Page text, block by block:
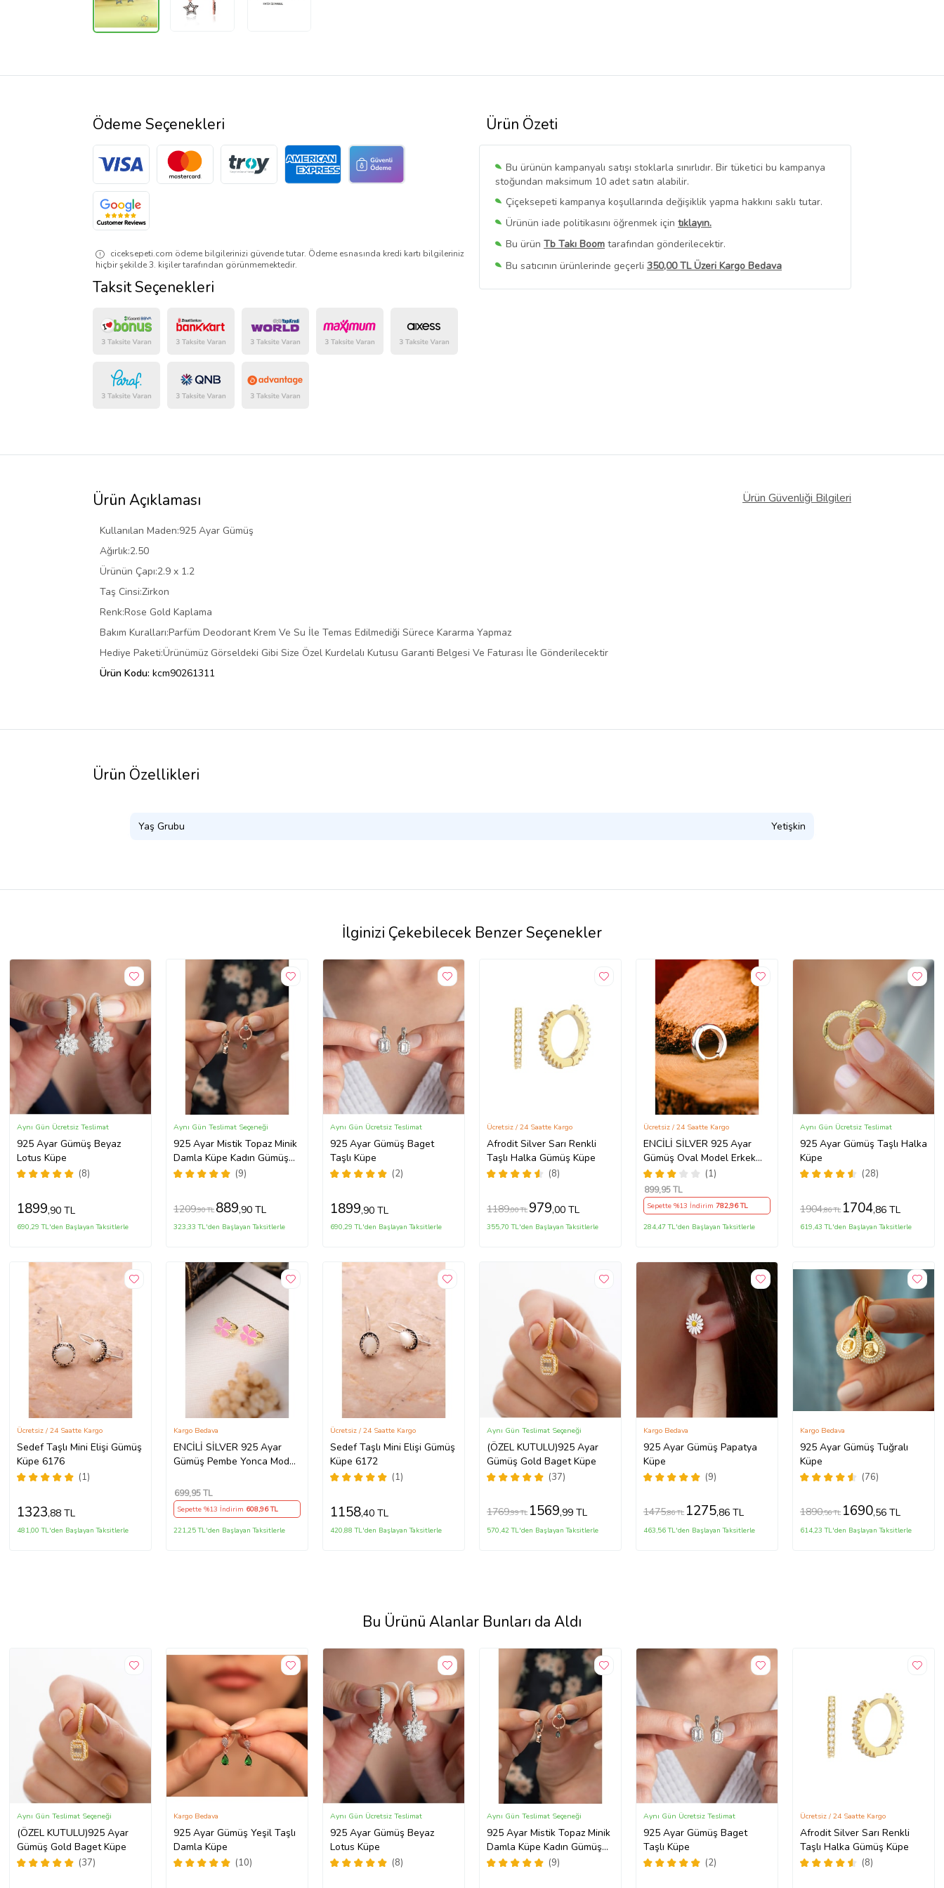
Ürün Özeti
Bu ürünün kampanyalı satışı stoklarla sınırlıdır. Bir tüketici bu kampanya
stoğundan maksimum 10 adet satın alabilir.
Çiçeksepeti kampanya koşullarında değişiklik yapma hakkını saklı tutar.
Ürünün iade politikasını öğrenmek için tıklayın.
Bu ürün Tb Takı Boom tarafından gönderilecektir.
Bu satıcının ürünlerinde geçerli 350,00 TL Üzeri Kargo Bedava
Bu SatıcınınTüm Ürünlerini Görüntüle
Ödeme Seçenekleri
ciceksepeti.com ödeme bilgilerinizi güvende tutar. Ödeme esnasında kredi kartı bilgileriniz
hiçbir şekilde 3. kişiler tarafından görünmemektedir.
Taksit Seçenekleri
Ürün Açıklaması Ürün Güvenliği Bilgileri
Kullanılan Maden:925 Ayar Gümüş
Ağırlık:2.50
Ürünün Çapı:2.9 x 1.2
Taş Cinsi:Zirkon
Renk:Rose Gold Kaplama
Bakım Kuralları:Parfüm Deodorant Krem Ve Su İle Temas Edilmediği Sürece Kararma Yapmaz
Hediye Paketi:Ürünümüz Görseldeki Gibi Size Özel Kurdelalı Kutusu Garanti Belgesi Ve Faturası İle Gönderilecektir
Ürün Kodu: kcm90261311
Ürün Özellikleri
Yaş Grubu Yetişkin
İlginizi Çekebilecek Benzer Seçenekler
925 Ayar Gümüş Beyaz
Lotus Küpe
(8)
Aynı Gün Ücretsiz Teslimat
1899,90 TL
690,29 TL'den Başlayan Taksitlerle
925 Ayar Mistik Topaz Minik
Damla Küpe Kadın Gümüş
Küpe
(9)
Aynı Gün Teslimat Seçeneği
1209,90 TL 889,90 TL
323,33 TL'den Başlayan Taksitlerle
925 Ayar Gümüş Baget
Taşlı Küpe
(2)
Aynı Gün Ücretsiz Teslimat
1899,90 TL
690,29 TL'den Başlayan Taksitlerle
Afrodit Silver Sarı Renkli
Taşlı Halka Gümüş Küpe
(8)
Ücretsiz / 24 Saatte Kargo
1189,00 TL 979,00 TL
355,70 TL'den Başlayan Taksitlerle
ENCİLİ SİLVER 925 Ayar
Gümüş Oval Model Erkek
Küpe
(1)
Ücretsiz / 24 Saatte Kargo
899,95 TL
Sepette %13 İndirim782,96 TL
284,47 TL'den Başlayan Taksitlerle
925 Ayar Gümüş Taşlı Halka
Küpe
(28)
Aynı Gün Ücretsiz Teslimat
1904,86 TL 1704,86 TL
619,43 TL'den Başlayan Taksitlerle
Sedef Taşlı Mini Elişi Gümüş
Küpe 6176
(1)
Ücretsiz / 24 Saatte Kargo
1323,88 TL
481,00 TL'den Başlayan Taksitlerle
ENCİLİ SİLVER 925 Ayar
Gümüş Pembe Yonca Model
Kargo Bedava
699,95 TL
Sepette %13 İndirim 608,96 TL
221,25 TL'den Başlayan Taksitlerle
Sedef Taşlı Mini Elişi Gümüş
Küpe 6172
(1)
Ücretsiz / 24 Saatte Kargo
1158,40 TL
420,88 TL'den Başlayan Taksitlerle
(ÖZEL KUTULU)925 Ayar
Gümüş Gold Baget Küpe
(37)
Aynı Gün Teslimat Seçeneği
1769,99 TL 1569,99 TL
570,42 TL'den Başlayan Taksitlerle
925 Ayar Gümüş Papatya
Küpe
(9)
Kargo Bedava
1475,86 TL 1275,86 TL
463,56 TL'den Başlayan Taksitlerle
925 Ayar Gümüş Tuğralı
Küpe
(76)
Kargo Bedava
1890,56 TL 1690,56 TL
614,23 TL'den Başlayan Taksitlerle
Bu Ürünü Alanlar Bunları da Aldı
(ÖZEL KUTULU)925 Ayar
Gümüş Gold Baget Küpe
(37)
Aynı Gün Teslimat Seçeneği
925 Ayar Gümüş Yeşil Taşlı
Damla Küpe
(10)
Kargo Bedava
925 Ayar Gümüş Beyaz
Lotus Küpe
(8)
Aynı Gün Ücretsiz Teslimat
925 Ayar Mistik Topaz Minik
Damla Küpe Kadın Gümüş
Küpe
(9)
Aynı Gün Teslimat Seçeneği
925 Ayar Gümüş Baget
Taşlı Küpe
(2)
Aynı Gün Ücretsiz Teslimat
Afrodit Silver Sarı Renkli
Taşlı Halka Gümüş Küpe
(8)
Ücretsiz / 24 Saatte Kargo